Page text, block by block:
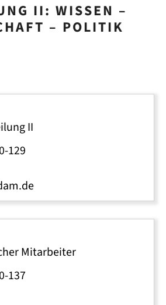
II: WISSEN –
– POLITIK
II
129
Mitarbeiter
137